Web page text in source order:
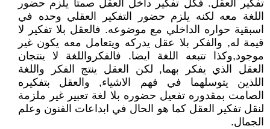
تفكير العقل. فكل تفكير داخل العقل صمتا يلزم حضور
اللغة معه لكنه يلزم حضور التفكير العقلي وحده في
اسبقية حواره الداخلي مع موضوعه. فالعقل بلا تفكير لا
قيمة له, والفكر بلا عقل يدركه ويتعامل معه يكون غير
موجود,وكذا تتبعه اللغة ايضا. فالفكرواللغة لا ينتجان
العقل الذي يفكر بهما, لكن العقل ينتج الفكر واللغة
اللذين يتوسلهما في فهم الاشياء, والعقل بتفكيره
الصامت بمقدوره تفعيل حضوره بلا لغة تعبير غير ملزمة
لنقل تفكير العقل كما هو الحال في ابداعات الفنون وعلم
الجمال.